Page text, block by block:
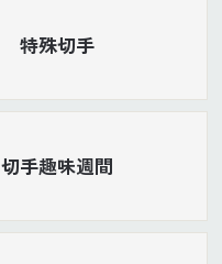
特殊切手
切手趣味週間